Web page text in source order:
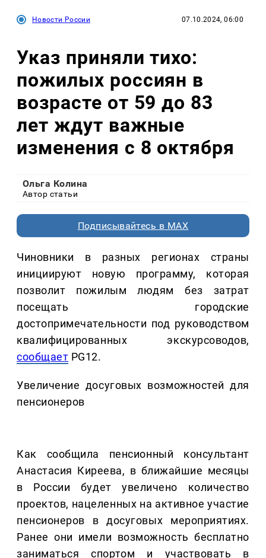
Новости России 07.10.2024, 06:00
Указ приняли тихо:
пожилых россиян в
возрасте от 59 до 83
лет ждут важные
изменения с 8 октября
Ольга Колина
Автор статьи
Подписывайтесь в MAX
Чиновники в разных регионах страны
инициируют новую программу, которая
позволит пожилым людям без затрат
посещать городские
достопримечательности под руководством
квалифицированных экскурсоводов,
сообщает PG12.
Увеличение досуговых возможностей для
пенсионеров
Как сообщила пенсионный консультант
Анастасия Киреева, в ближайшие месяцы
в России будет увеличено количество
проектов, нацеленных на активное участие
пенсионеров в досуговых мероприятиях.
Ранее они имели возможность бесплатно
заниматься спортом и участвовать в